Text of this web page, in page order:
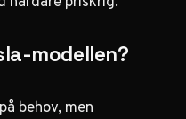
modellen?
behov, men